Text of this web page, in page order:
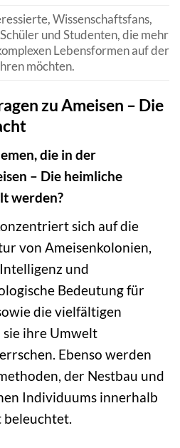
Wissenschaftsfans,
und Studenten, die mehr
Lebensformen auf der
möchten.
zu Ameisen – Die
die in der
– Die heimliche
werden?
sich auf die
von Ameisenkolonien,
und
Bedeutung für
die vielfältigen
ihre Umwelt
Ebenso werden
der Nestbau und
Individuums innerhalb
beleuchtet.